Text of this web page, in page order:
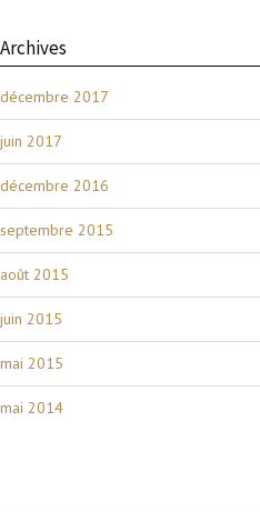
Archives
décembre 2017
juin 2017
décembre 2016
septembre 2015
août 2015
juin 2015
mai 2015
mai 2014